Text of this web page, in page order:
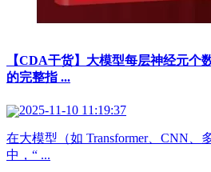
【CDA干货】大模型每层神经元个
的完整指 ...
2025-11-10 11:19:37
在大模型（如 Transformer、CNN、
中，“ ...